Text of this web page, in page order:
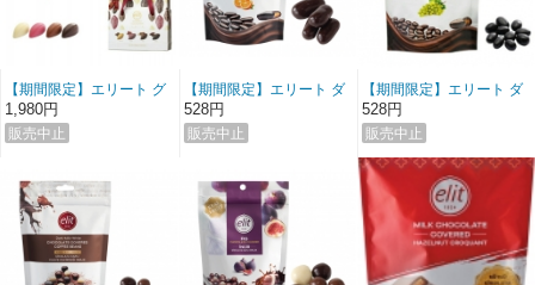
【期間限定】エリート グ
ルメコレクションチョコ
レート (バック付き)
1,980円
【期間限定】エリート ダ
ークチョコレート オレン
ジピール
528円
【期間限定】エリート ダ
ークチョコレート レーズ
ン
528円